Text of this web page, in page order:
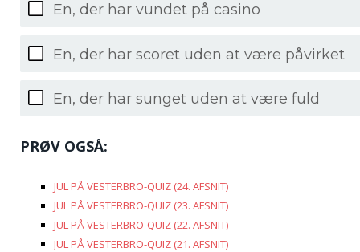
En, der har vundet på casino
En, der har scoret uden at være påvirket
En, der har sunget uden at være fuld
PRØV OGSÅ:
JUL PÅ VESTERBRO-QUIZ (24. AFSNIT)
JUL PÅ VESTERBRO-QUIZ (23. AFSNIT)
JUL PÅ VESTERBRO-QUIZ (22. AFSNIT)
JUL PÅ VESTERBRO-QUIZ (21. AFSNIT)